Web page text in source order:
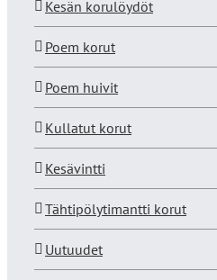
Kesän korulöydöt
Poem korut
Poem huivit
Kullatut korut
Kesävintti
Tähtipölytimantti korut
Uutuudet